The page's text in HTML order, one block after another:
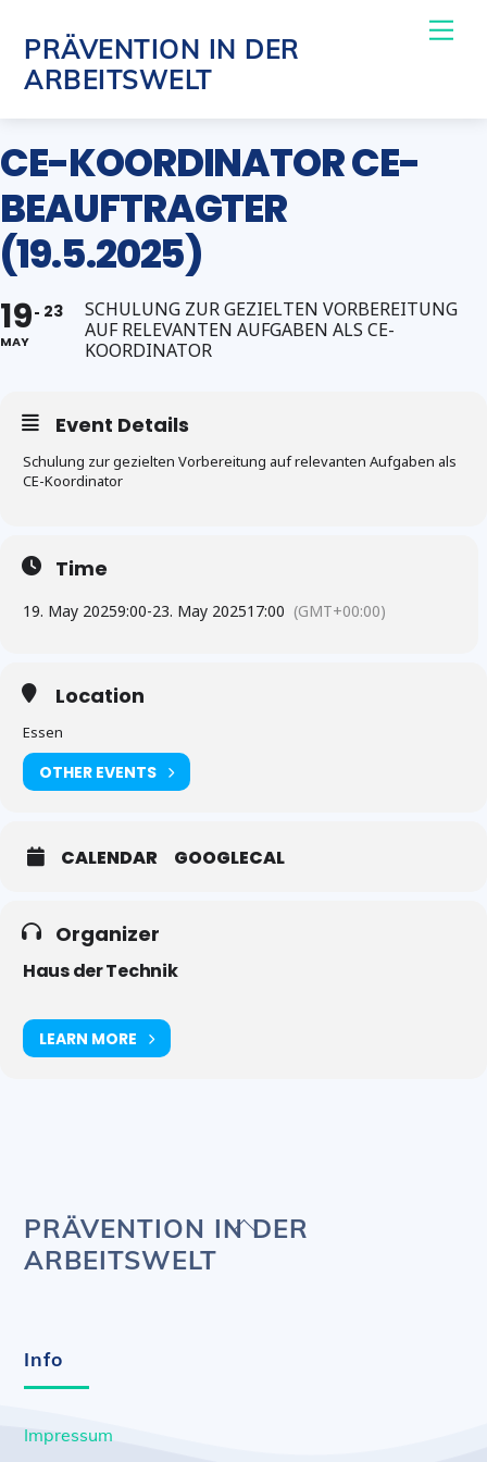
content
PRÄVENTION IN DER
ARBEITSWELT
CE-KOORDINATOR CE-
BEAUFTRAGTER
(19.5.2025)
19
MAY
23
SCHULUNG ZUR GEZIELTEN VORBEREITUNG
AUF RELEVANTEN AUFGABEN ALS CE-
KOORDINATOR
Event Details
Schulung zur gezielten Vorbereitung auf relevanten Aufgaben als
CE-Koordinator
Time
19. May 20259:00-23. May 202517:00 (GMT+00:00)
Location
Essen
OTHER EVENTS
CALENDAR GOOGLECAL
Organizer
Haus der Technik
LEARN MORE
Back
PRÄVENTION IN DER
ARBEITSWELT
Info
Impressum